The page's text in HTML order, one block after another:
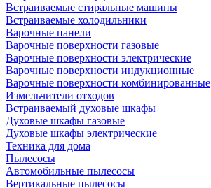
Встраиваемые стиральные машины
Встраиваемые холодильники
Варочные панели
Варочные поверхности газовые
Варочные поверхности электрические
Варочные поверхности индукционные
Варочные поверхности комбинированные
Измельчители отходов
Встраиваемый духовые шкафы
Духовые шкафы газовые
Духовые шкафы электрические
Техника для дома
Пылесосы
Автомобильные пылесосы
Вертикальные пылесосы